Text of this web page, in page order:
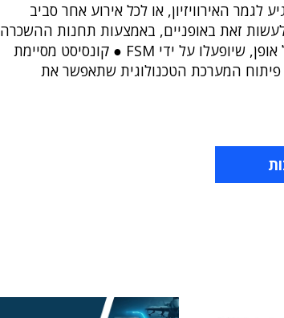
לגמר האירוויזיון, או לכל אירוע אחר סביב
זאת באופניים, באמצעות תחנות ההשכרה
הניידות של תל אופן, שיופעלו על ידי FSM ● קונסיסט מסיימת
המערכת הטכנולוגית שתאפשר את